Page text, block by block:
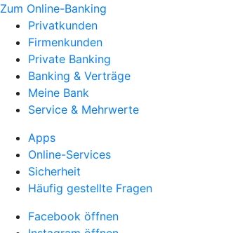
Zum Online-Banking
Privatkunden
Firmenkunden
Private Banking
Banking & Verträge
Meine Bank
Service & Mehrwerte
Apps
Online-Services
Sicherheit
Häufig gestellte Fragen
Facebook öffnen